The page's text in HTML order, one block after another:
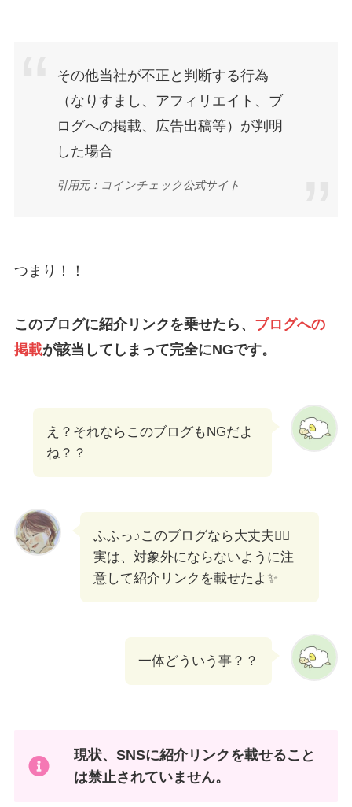
その他当社が不正と判断する行為
（なりすまし、アフィリエイト、ブ
ログへの掲載、広告出稿等）が判明
した場合
引用元：コインチェック公式サイト
つまり！！
このブログに紹介リンクを乗せたら、 ブログへの
掲載が該当してしまって完全にNGです。
え？それならこのブログもNGだよ
ね？？
ふふっ♪このブログなら大丈夫🙆‍♀️
実は、対象外にならないように注
意して紹介リンクを載せたよ✨
一体どういう事？？
現状、SNSに紹介リンクを載せること
は禁止されていません。